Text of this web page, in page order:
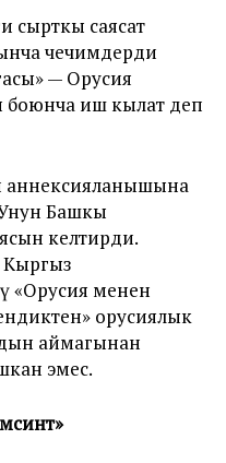
сырткы саясат
чечимдерди
— Орусия
иш кылат деп
Башкы
келтирди.
«Орусия менен
орусиялык
аймагынан
эмес.